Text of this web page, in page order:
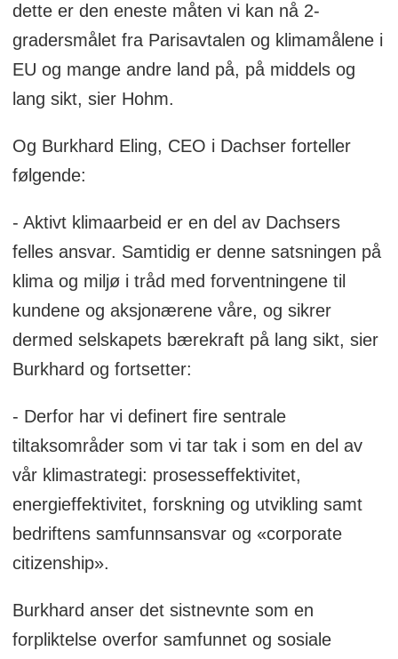
dette er den eneste måten vi kan nå 2-
gradersmålet fra Parisavtalen og klimamålene i
EU og mange andre land på, på middels og
lang sikt, sier Hohm.
Og Burkhard Eling, CEO i Dachser forteller
følgende:
- Aktivt klimaarbeid er en del av Dachsers
felles ansvar. Samtidig er denne satsningen på
klima og miljø i tråd med forventningene til
kundene og aksjonærene våre, og sikrer
dermed selskapets bærekraft på lang sikt, sier
Burkhard og fortsetter:
- Derfor har vi definert fire sentrale
tiltaksområder som vi tar tak i som en del av
vår klimastrategi: prosesseffektivitet,
energieffektivitet, forskning og utvikling samt
bedriftens samfunnsansvar og «corporate
citizenship».
Burkhard anser det sistnevnte som en
forpliktelse overfor samfunnet og sosiale